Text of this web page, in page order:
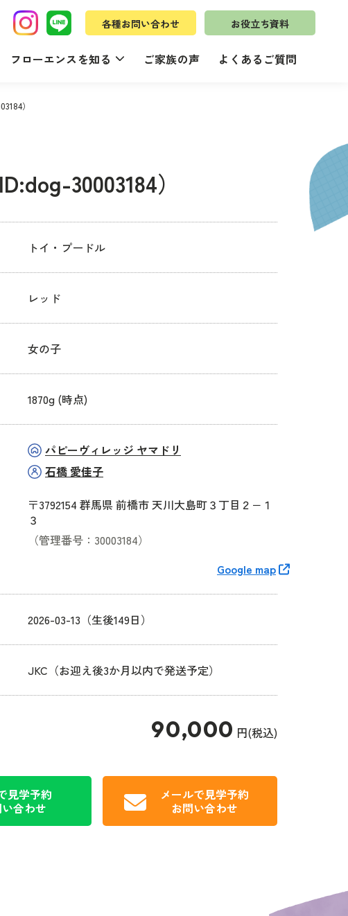
各種お問い合わせ お役立ち資料
フローエンスを知る ご家族の声 よくあるご質問
）
30003184）
トイ・プードル
レッド
女の子
1870g (時点)
パピーヴィレッジ ヤマドリ
石橋 愛佳子
〒3792154 群馬県 前橋市 天川大島町３丁目２−１
３
（管理番号：30003184）
Google map
2026-03-13（生後149日）
JKC（お迎え後3か月以内で発送予定）
90,000 円(税込)
見学予約
合わせ
メールで見学予約
お問い合わせ